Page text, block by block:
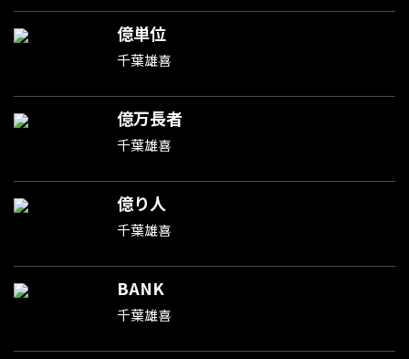
億単位
千葉雄喜
億万長者
千葉雄喜
億り人
千葉雄喜
BANK
千葉雄喜